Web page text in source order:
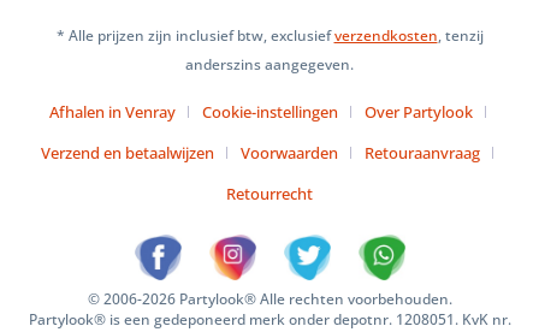
* Alle prijzen zijn inclusief btw, exclusiefverzendkosten, tenzij
anderszins aangegeven.
Afhalen in Venray Cookie-instellingen
Over Partylook
Verzend en betaalwijzen
Voorwaarden
Retouraanvraag
Retourrecht
© 2006-2026 Partylook® Alle rechten voorbehouden.
Partylook® is een gedeponeerd merk onder depotnr. 1208051. KvK nr.